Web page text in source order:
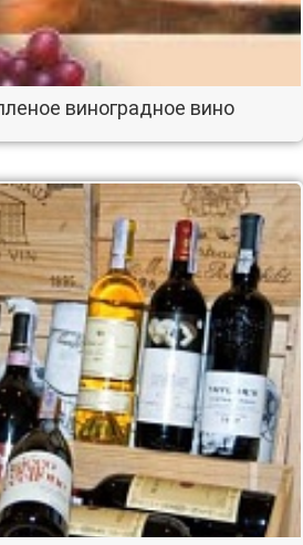
виноградное вино